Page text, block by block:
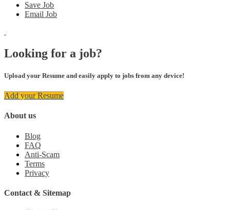
Save Job
Email Job
Looking for a job?
Upload your Resume and easily apply to jobs from any device!
Add your Resume
About us
Blog
FAQ
Anti-Scam
Terms
Privacy
Contact & Sitemap